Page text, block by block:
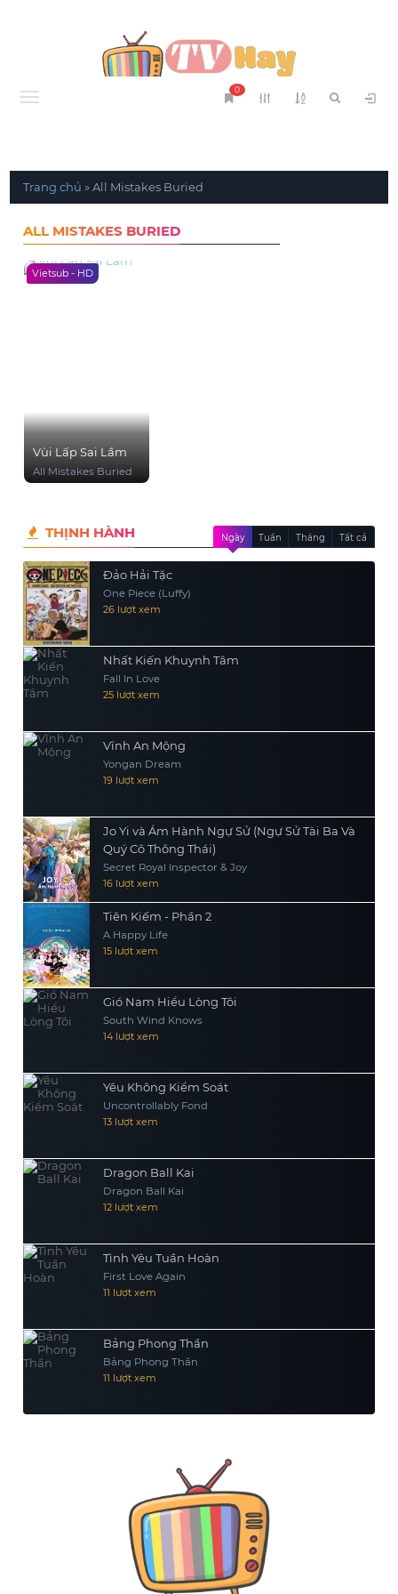
Menu
0
Trang chủ »All Mistakes Buried
ALL MISTAKES BURIED
Vietsub - HD
Vùi Lấp Sai Lầm
All Mistakes Buried
THỊNH HÀNH Ngày Tuần Tháng Tất cả
Đảo Hải Tặc
One Piece (Luffy)
26 lượt xem
Nhất Kiến Khuynh Tâm
Fall In Love
25 lượt xem
Vĩnh An Mộng
Yongan Dream
19 lượt xem
Jo Yi và Ám Hành Ngự Sử (Ngự Sử Tài Ba Và
Quý Cô Thông Thái)
Secret Royal Inspector & Joy
16 lượt xem
Tiên Kiếm - Phần 2
A Happy Life
15 lượt xem
Gió Nam Hiểu Lòng Tôi
South Wind Knows
14 lượt xem
Yêu Không Kiểm Soát
Uncontrollably Fond
13 lượt xem
Dragon Ball Kai
Dragon Ball Kai
12 lượt xem
Tình Yêu Tuần Hoàn
First Love Again
11 lượt xem
Bảng Phong Thần
Bảng Phong Thần
11 lượt xem